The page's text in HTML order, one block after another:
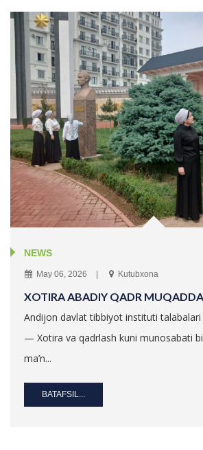
NEWS
May 06, 2026 Kutubxona
XOTIRA ABADIY QADR
Andijon davlat tibbiyot instituti
— Xotira va qadrlash kuni munosabati
ma’n...
BATAFSIL...